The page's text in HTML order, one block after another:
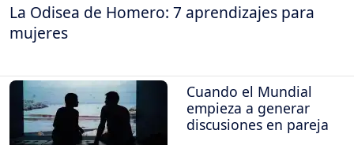
La Odisea de Homero: 7 aprendizajes para
mujeres
Cuando el Mundial
empieza a generar
discusiones en pareja